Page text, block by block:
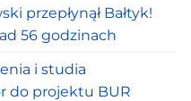
przepłynął Bałtyk!
56 godzinach
i studia
do projektu BUR